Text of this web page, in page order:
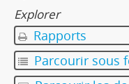
Explorer
Rapports
Parcourir sous